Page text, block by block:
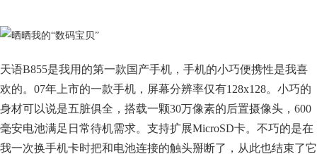
天语B855是我用的第一款国产手机，手机的小巧便携性是我喜
欢的。07年上市的一款手机，屏幕分辨率仅有128x128。小巧的
身材可以说是五脏俱全，搭载一颗30万像素的后置摄像头，600
毫安电池满足日常待机需求。支持扩展MicroSD卡。不巧的是在
我一次换手机卡时把和电池连接的触头掰断了，从此也结束了它